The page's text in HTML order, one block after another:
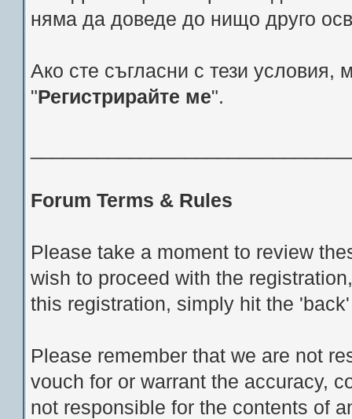
няма да доведе до нищо друго
Ако сте съгласни с тези условия,
"Регистрирайте ме".
Forum Terms & Rules
Please take a moment to review
wish to proceed with the
this registration, simply hit the
Please remember that we are not
vouch for or warrant the accuracy,
not responsible for the contents of